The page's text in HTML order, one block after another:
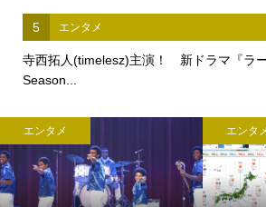
5 エンタメ
寺西拓人(timelesz)主演！ 新ドラマ『ラ
Season...
エンタメ エンタ